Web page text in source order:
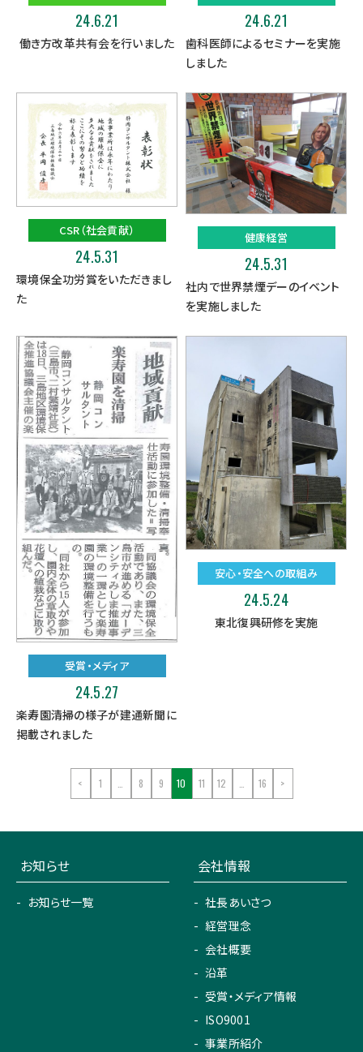
24.6.21
働き方改革共有会を行いました
24.6.21
歯科医師によるセミナーを実施
しました
CSR（社会貢献）
24.5.31
環境保全功労賞をいただきまし
た
健康経営
24.5.31
社内で世界禁煙デーのイベント
を実施しました
受賞・メディア
24.5.27
楽寿園清掃の様子が建通新聞に
掲載されました
安心・安全への取組み
24.5.24
東北復興研修を実施
< 1 8 9 10 11 12 16 >
お知らせ
お知らせ一覧
会社情報
社長あいさつ
経営理念
会社概要
沿革
受賞・メディア情報
ISO9001
事業所紹介